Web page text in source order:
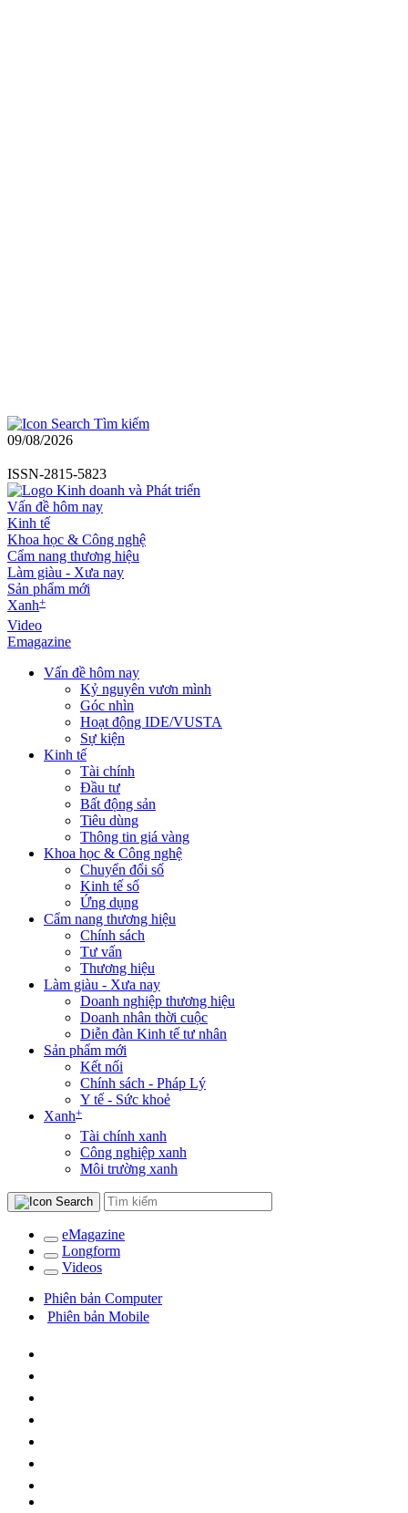
Tìm kiếm
09/08/2026
ISSN-2815-5823
Vấn đề hôm nay
Kinh tế
Khoa học & Công nghệ
Cẩm nang thương hiệu
Làm giàu - Xưa nay
Sản phẩm mới
Xanh+
Video
Emagazine
Vấn đề hôm nay
Kỷ nguyên vươn mình
Góc nhìn
Hoạt động IDE/VUSTA
Sự kiện
Kinh tế
Tài chính
Đầu tư
Bất động sản
Tiêu dùng
Thông tin giá vàng
Khoa học & Công nghệ
Chuyển đổi số
Kinh tế số
Ứng dụng
Cẩm nang thương hiệu
Chính sách
Tư vấn
Thương hiệu
Làm giàu - Xưa nay
Doanh nghiệp thương hiệu
Doanh nhân thời cuộc
Diễn đàn Kinh tế tư nhân
Sản phẩm mới
Kết nối
Chính sách - Pháp Lý
Y tế - Sức khoẻ
Xanh+
Tài chính xanh
Công nghiệp xanh
Môi trường xanh
eMagazine
Longform
Videos
Phiên bản Computer
Phiên bản Mobile